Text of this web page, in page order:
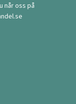
når oss på